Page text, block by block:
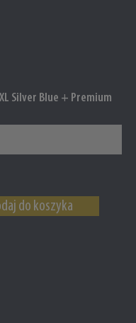
Silver Blue + Premium
do koszyka